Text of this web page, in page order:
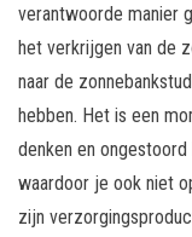
verantwoorde manier
het verkrijgen van de
naar de
hebben. Het is een
denken en
waardoor je ook niet
zijn